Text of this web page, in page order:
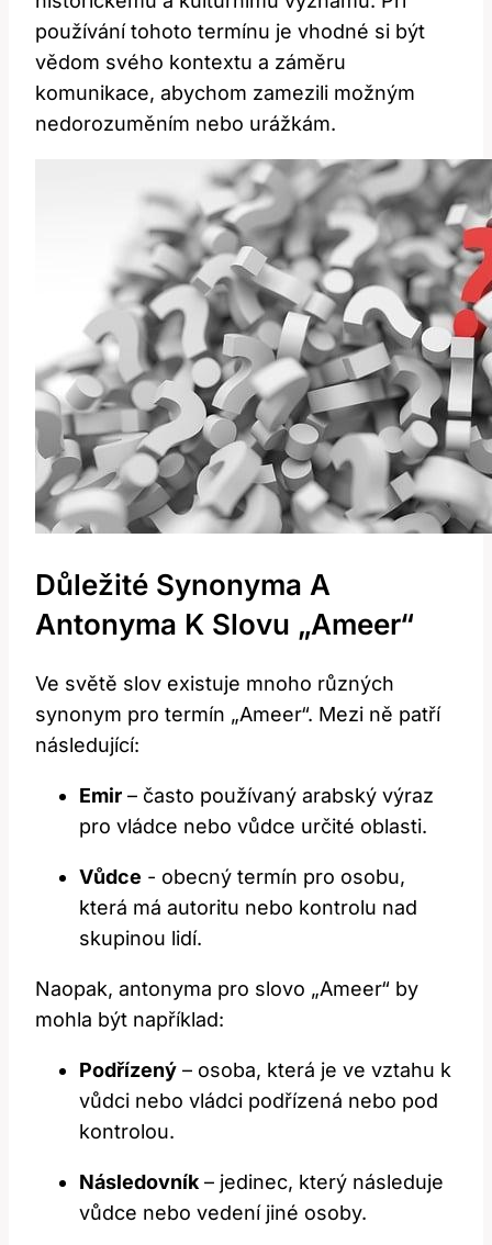
používání tohoto termínu‍ je ⁣vhodné si být
vědom svého kontextu a záměru
komunikace, abychom⁤ zamezili možným⁤
nedorozuměním ⁣nebo urážkám.
Důležité Synonyma A
Antonyma​ K Slovu „Ameer“
Ve⁣ světě slov existuje mnoho různých
synonym pro termín „Ameer“. ‍Mezi ně patří
následující:
Emir – často používaný arabský výraz
pro vládce nebo vůdce určité oblasti.
Vůdce -​ obecný termín pro osobu,
která má autoritu nebo​ kontrolu nad
skupinou lidí.
Naopak, antonyma pro slovo⁤ „Ameer“ by
‌mohla být například:
Podřízený – osoba, která je⁢ ve vztahu k
vůdci nebo vládci podřízená nebo pod
kontrolou.
Následovník – jedinec, který následuje
⁤vůdce nebo vedení jiné‌ osoby.